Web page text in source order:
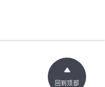
回到顶部